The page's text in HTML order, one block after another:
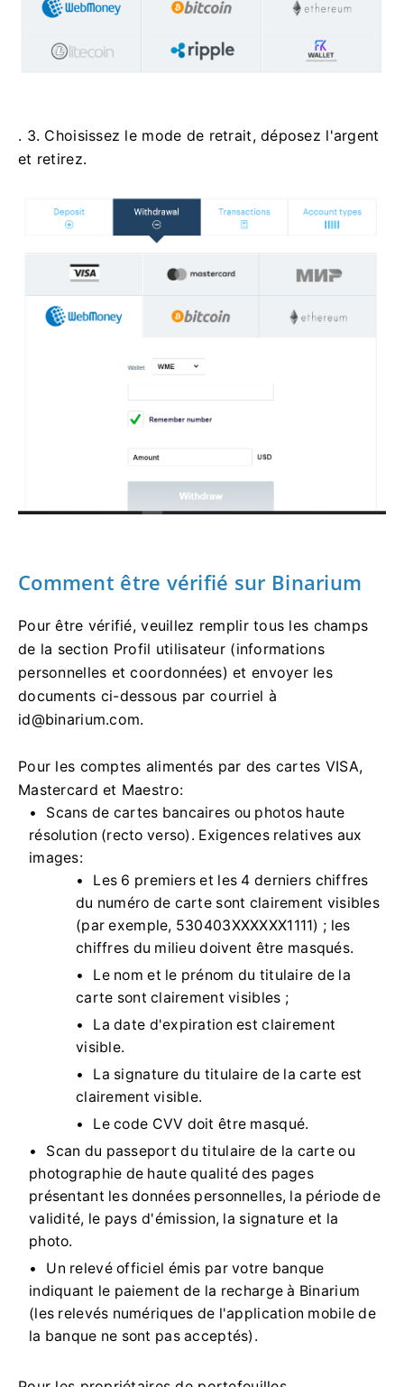
. 3. Choisissez le mode de retrait, déposez l'argent
et retirez.
Comment être vérifié sur Binarium
Pour être vérifié, veuillez remplir tous les champs
de la section Profil utilisateur (informations
personnelles et coordonnées) et envoyer les
documents ci-dessous par courriel à
id@binarium.com.
Pour les comptes alimentés par des cartes VISA,
Mastercard et Maestro:
Scans de cartes bancaires ou photos haute
résolution (recto verso). Exigences relatives aux
images:
Les 6 premiers et les 4 derniers chiffres
du numéro de carte sont clairement visibles
(par exemple, 530403XXXXXX1111) ; les
chiffres du milieu doivent être masqués.
Le nom et le prénom du titulaire de la
carte sont clairement visibles ;
La date d'expiration est clairement
visible.
La signature du titulaire de la carte est
clairement visible.
Le code CVV doit être masqué.
Scan du passeport du titulaire de la carte ou
photographie de haute qualité des pages
présentant les données personnelles, la période de
validité, le pays d'émission, la signature et la
photo.
Un relevé officiel émis par votre banque
indiquant le paiement de la recharge à Binarium
(les relevés numériques de l'application mobile de
la banque ne sont pas acceptés).